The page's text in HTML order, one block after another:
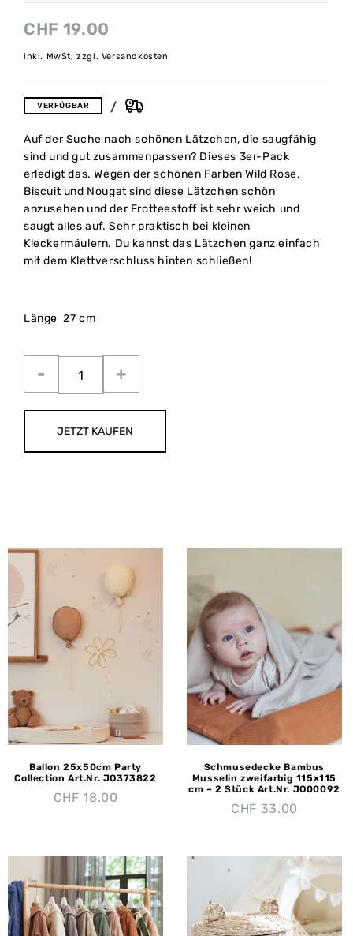
CHF 19.00
inkl. MwSt, zzgl. Versandkosten
VERFÜGBAR
Auf der Suche nach schönen Lätzchen, die saugfähig
sind und gut zusammenpassen? Dieses 3er-Pack
erledigt das. Wegen der schönen Farben Wild Rose,
Biscuit und Nougat sind diese Lätzchen schön
anzusehen und der Frotteestoff ist sehr weich und
saugt alles auf. Sehr praktisch bei kleinen
Kleckermäulern. Du kannst das Lätzchen ganz einfach
mit dem Klettverschluss hinten schließen!
Länge 27 cm
JETZT KAUFEN
Ballon 25x50cm Party
Collection Art.Nr. JO373822
CHF 18.00
Schmusedecke Bambus
Musselin zweifarbig 115×115
cm – 2 Stück Art.Nr. JO00092
CHF 33.00